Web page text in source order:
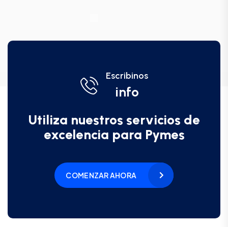
Escribinos
info
Utiliza nuestros servicios de
excelencia para Pymes
COMENZAR AHORA